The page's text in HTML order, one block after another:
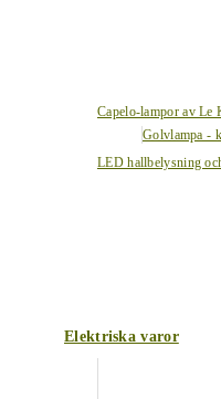
Capelo-lampor av Le
Golvlampa -
LED hallbelysning
Elektriska varor